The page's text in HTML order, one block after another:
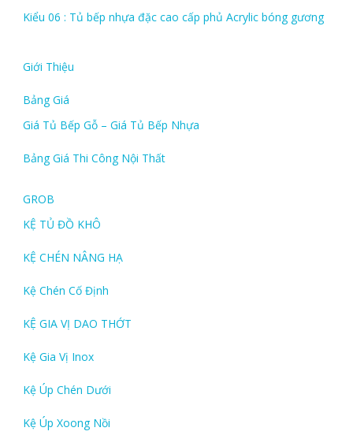
Kiểu 06 : Tủ bếp nhựa đặc cao cấp phủ Acrylic bóng gương
Giới Thiệu
Bảng Giá
Giá Tủ Bếp Gỗ – Giá Tủ Bếp Nhựa
Bảng Giá Thi Công Nội Thất
GROB
KỆ TỦ ĐỒ KHÔ
KỆ CHÉN NÂNG HẠ
Kệ Chén Cố Định
KỆ GIA VỊ DAO THỚT
Kệ Gia Vị Inox
Kệ Úp Chén Dưới
Kệ Úp Xoong Nồi